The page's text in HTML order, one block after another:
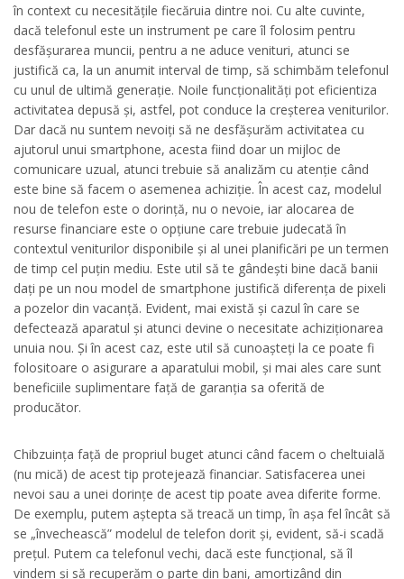
în context cu necesitățile fiecăruia dintre noi. Cu alte cuvinte,
dacă telefonul este un instrument pe care îl folosim pentru
desfășurarea muncii, pentru a ne aduce venituri, atunci se
justifică ca, la un anumit interval de timp, să schimbăm telefonul
cu unul de ultimă generație. Noile funcționalități pot eficientiza
activitatea depusă și, astfel, pot conduce la creșterea veniturilor.
Dar dacă nu suntem nevoiți să ne desfășurăm activitatea cu
ajutorul unui smartphone, acesta fiind doar un mijloc de
comunicare uzual, atunci trebuie să analizăm cu atenție când
este bine să facem o asemenea achiziție. În acest caz, modelul
nou de telefon este o dorință, nu o nevoie, iar alocarea de
resurse financiare este o opțiune care trebuie judecată în
contextul veniturilor disponibile și al unei planificări pe un termen
de timp cel puțin mediu. Este util să te gândești bine dacă banii
dați pe un nou model de smartphone justifică diferența de pixeli
a pozelor din vacanță. Evident, mai există și cazul în care se
defectează aparatul și atunci devine o necesitate achiziționarea
unuia nou. Și în acest caz, este util să cunoașteți la ce poate fi
folositoare o asigurare a aparatului mobil, și mai ales care sunt
beneficiile suplimentare față de garanția sa oferită de
producător.
Chibzuința față de propriul buget atunci când facem o cheltuială
(nu mică) de acest tip protejează financiar. Satisfacerea unei
nevoi sau a unei dorințe de acest tip poate avea diferite forme.
De exemplu, putem aștepta să treacă un timp, în așa fel încât să
se „învechească” modelul de telefon dorit și, evident, să-i scadă
prețul. Putem ca telefonul vechi, dacă este funcțional, să îl
vindem și să recuperăm o parte din bani, amortizând din